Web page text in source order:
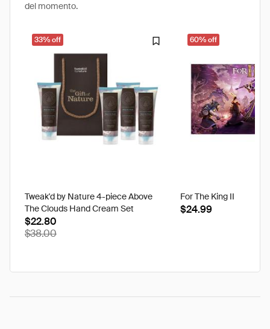
del momento.
33% off
Tweak'd by Nature 4-piece Above
The Clouds Hand Cream Set
$22.80
$38.00
60% off
For The King II
$24.99